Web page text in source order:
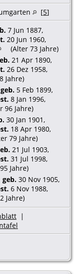
[5]
7 Jun 1887,
20 Jun 1960,
(Alter 73 Jahre)
21 Apr 1890,
26 Dez 1958,
Jahre)
geb. 5 Feb 1899,
8 Jan 1996,
96 Jahre)
30 Jan 1901,
18 Apr 1980,
79 Jahre)
21 Jul 1903,
31 Jul 1998,
Jahre)
geb. 30 Nov 1905,
6 Nov 1988,
Jahre)
|